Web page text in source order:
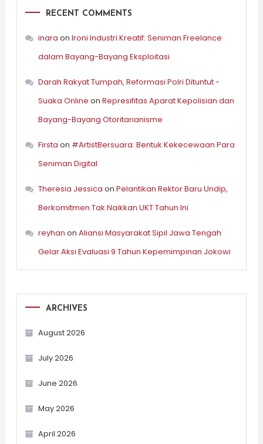
RECENT COMMENTS
inara on Ironi Industri Kreatif: Seniman Freelance
dalam Bayang-Bayang Eksploitasi
Darah Rakyat Tumpah, Reformasi Polri Dituntut -
Suaka Online on Represifitas Aparat Kepolisian dan
Bayang-Bayang Otoritarianisme
Firsta on #ArtistBersuara: Bentuk Kekecewaan Para
Seniman Digital
Theresia Jessica on Pelantikan Rektor Baru Undip,
Berkomitmen Tak Naikkan UKT Tahun Ini
reyhan on Aliansi Masyarakat Sipil Jawa Tengah
Gelar Aksi Evaluasi 9 Tahun Kepemimpinan Jokowi
ARCHIVES
August 2026
July 2026
June 2026
May 2026
April 2026